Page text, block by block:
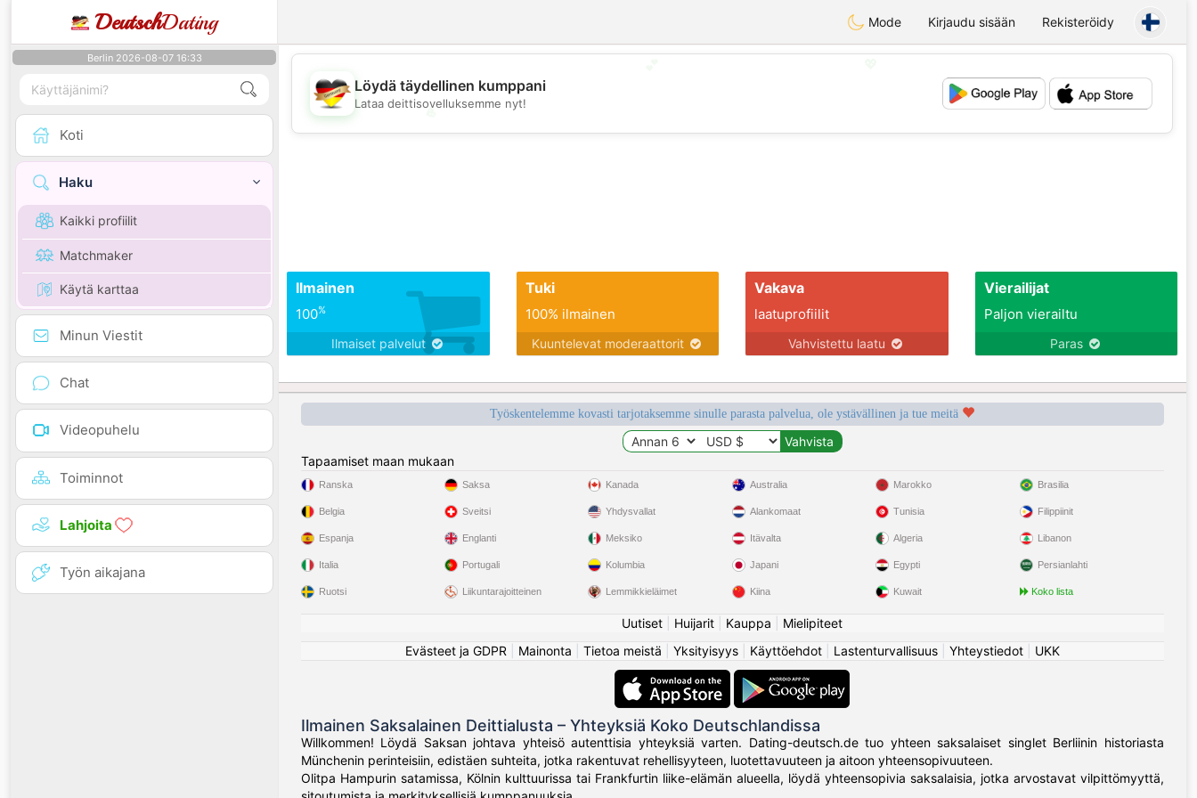
DeutschDating Mode Kirjaudu sisään Rekisteröidy
Berlin 2026-08-07 16:33
Koti
Haku
Kaikki profiilit
Matchmaker
Käytä karttaa
Minun Viestit
Chat
Videopuhelu
Toiminnot
Lahjoita
Työn aikajana
💖
💕
Löydä täydellinen kumppani
Lataa deittisovelluksemme nyt!
Ilmainen
100%
Ilmaiset palvelut
Tuki
100% ilmainen
Kuuntelevat moderaattorit
Vakava
laatuprofiilit
Vahvistettu laatu
Vierailijat
Paljon vierailtu
Paras
Työskentelemme kovasti tarjotaksemme sinulle parasta palvelua, ole ystävällinen ja tue meitä
Tapaamiset maan mukaan
Ranska
Belgia
Espanja
Italia
Ruotsi
Saksa
Sveitsi
Englanti
Portugali
Liikuntarajoitteinen
Kanada
Yhdysvallat
Meksiko
Kolumbia
Lemmikkieläimet
Australia
Alankomaat
Itävalta
Japani
Kiina
Marokko
Tunisia
Algeria
Egypti
Kuwait
Brasilia
Filippiinit
Libanon
Persianlahti
Koko lista
Uutiset Huijarit Kauppa
Mielipiteet
Evästeet ja GDPR
Mainonta Tietoa meistä Yksityisyys| Käyttöehdot| Lastenturvallisuus| Yhteystiedot| UKK
Ilmainen Saksalainen Deittialusta – Yhteyksiä Koko Deutschlandissa
Willkommen! Löydä Saksan johtava yhteisö autenttisia yhteyksiä varten. Dating-deutsch.de tuo yhteen saksalaiset singlet Berliinin historiasta
Münchenin perinteisiin, edistäen suhteita, jotka rakentuvat rehellisyyteen, luotettavuuteen ja aitoon yhteensopivuuteen.
Olitpa Hampurin satamissa, Kölnin kulttuurissa tai Frankfurtin liike-elämän alueella, löydä yhteensopivia saksalaisia, jotka arvostavat vilpittömyyttä,